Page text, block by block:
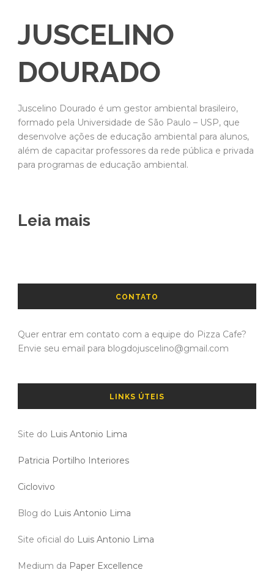
JUSCELINO
DOURADO
Juscelino Dourado é um gestor ambiental brasileiro,
formado pela Universidade de São Paulo – USP, que
desenvolve ações de educação ambiental para alunos,
além de capacitar professores da rede pública e privada
para programas de educação ambiental.
Leia mais
CONTATO
Quer entrar em contato com a equipe do Pizza Cafe?
Envie seu email para blogdojuscelino@gmail.com
LINKS ÚTEIS
Site do Luis Antonio Lima
Patricia Portilho Interiores
Ciclovivo
Blog do Luis Antonio Lima
Site oficial do Luis Antonio Lima
Medium da Paper Excellence